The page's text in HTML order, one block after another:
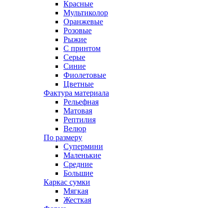
Красные
Мультиколор
Оранжевые
Розовые
Рыжие
С принтом
Серые
Синие
Фиолетовые
Цветные
Фактура материала
Рельефная
Матовая
Рептилия
Велюр
По размеру
Супермини
Маленькие
Средние
Большие
Каркас сумки
Мягкая
Жесткая